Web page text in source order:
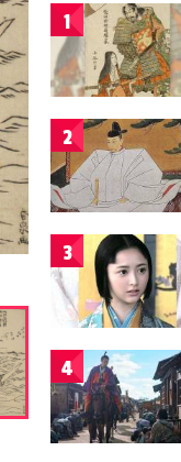
1
2
3
4